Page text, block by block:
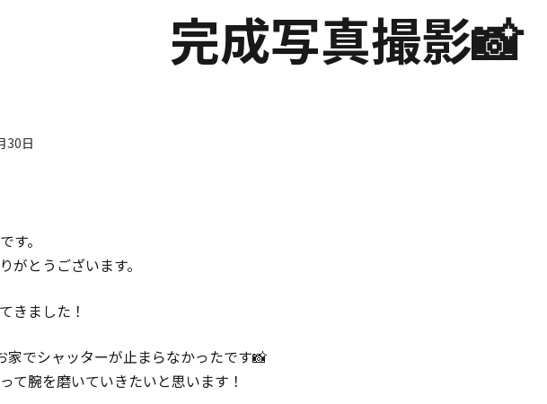
完成写真撮影📸
30日
す。
がとうございます。
きました！
でシャッターが止まらなかったです📸
て腕を磨いていきたいと思います！